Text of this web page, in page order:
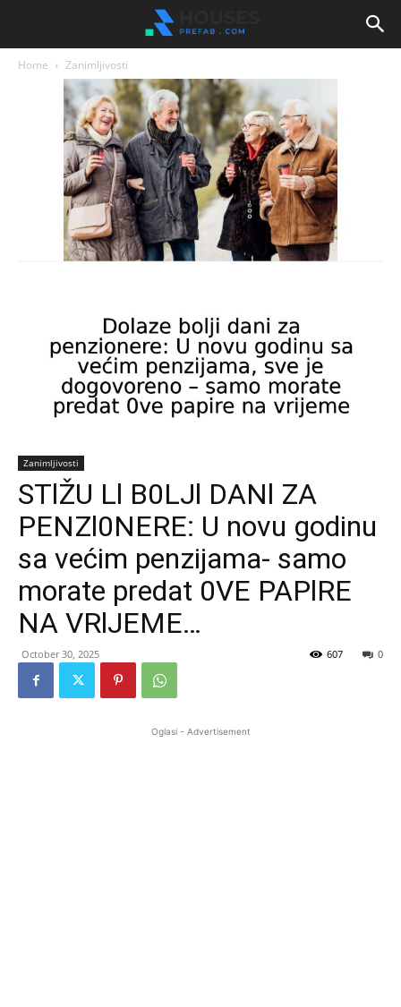
Home Zanimljivosti
Zanimljivosti
STlŽU Ll B0LJl DANl ZA
PENZl0NERE: U novu godinu
sa većim penzijama- samo
morate predat 0VE PAPlRE
NA VRlJEME…
October 30, 2025 0
607
Oglasi - Advertisement